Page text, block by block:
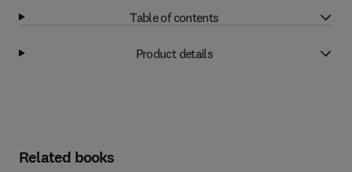
Table of contents
Product details
Related books